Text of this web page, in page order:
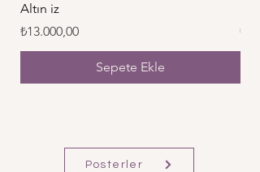
Altın iz
Fiyat
₺13.000,00
Sepete Ekle
Fiyat
Posterler